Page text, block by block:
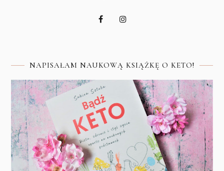
NAPISAŁAM NAUKOWĄ KSIĄŻKĘ O KETO!